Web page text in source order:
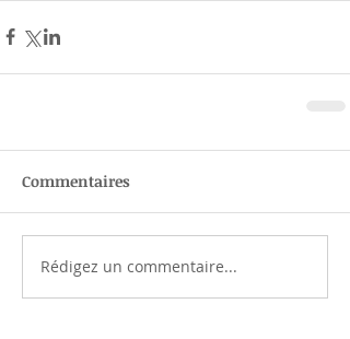
Commentaires
Rédigez un commentaire...